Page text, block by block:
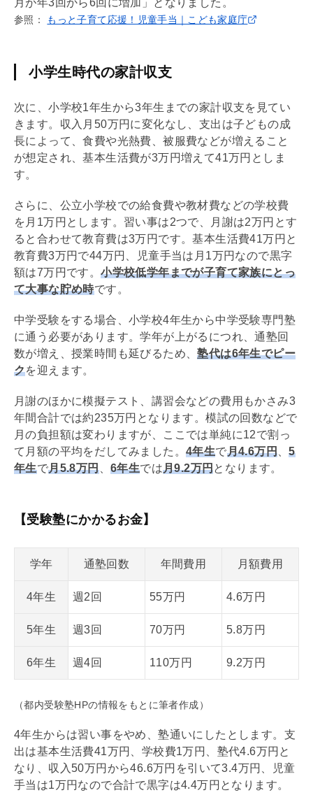
月が年3回から6回に増加」となりました。
参照： もっと子育て応援！児童手当｜こども家庭庁
小学生時代の家計収支
次に、小学校1年生から3年生までの家計収支を見てい
きます。収入月50万円に変化なし、支出は子どもの成
長によって、食費や光熱費、被服費などが増えること
が想定され、基本生活費が3万円増えて41万円としま
す。
さらに、公立小学校での給食費や教材費などの学校費
を月1万円とします。習い事は2つで、月謝は2万円とす
ると合わせて教育費は3万円です。基本生活費41万円と
教育費3万円で44万円、児童手当は月1万円なので黒字
額は7万円です。小学校低学年までが子育て家族にとっ
て大事な貯め時です。
中学受験をする場合、小学校4年生から中学受験専門塾
に通う必要があります。学年が上がるにつれ、通塾回
数が増え、授業時間も延びるため、塾代は6年生でピー
クを迎えます。
月謝のほかに模擬テスト、講習会などの費用もかさみ3
年間合計では約235万円となります。模試の回数などで
月の負担額は変わりますが、ここでは単純に12で割っ
て月額の平均をだしてみました。 4年生で月4.6万円 、5
年生で月5.8万円、6年生では月9.2万円となります。
【受験塾にかかるお金】
学年 通塾回数 年間費用 月額費用
4年生 週2回 55万円 4.6万円
5年生 週3回 70万円 5.8万円
6年生 週4回 110万円 9.2万円
（都内受験塾HPの情報をもとに筆者作成）
4年生からは習い事をやめ、塾通いにしたとします。支
出は基本生活費41万円、学校費1万円、塾代4.6万円と
なり、収入50万円から46.6万円を引いて3.4万円、児童
手当は1万円なので合計で黒字は4.4万円となります。